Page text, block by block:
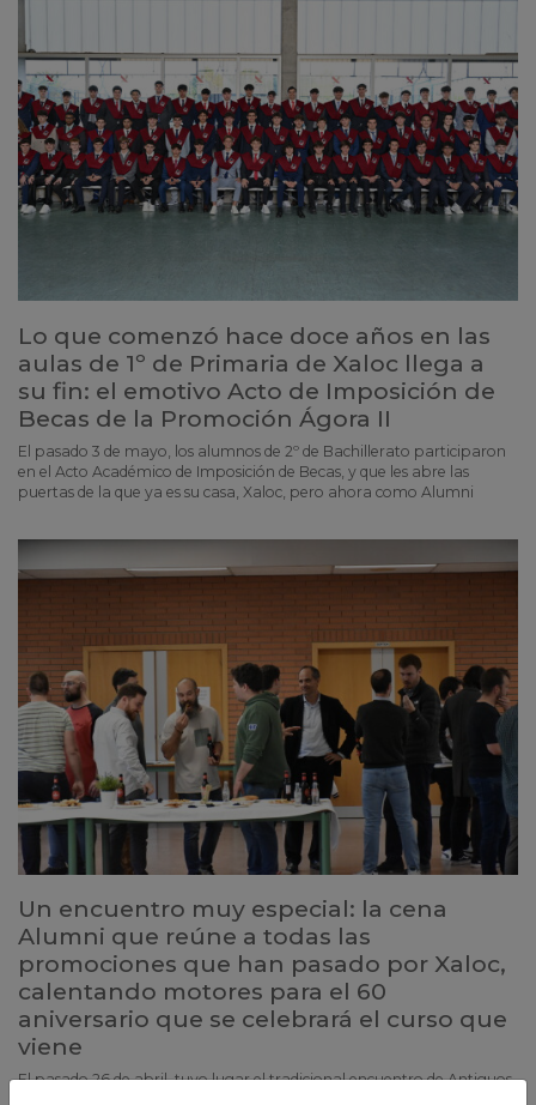
Lo que comenzó hace doce años en las
aulas de 1º de Primaria de Xaloc llega a
su fin: el emotivo Acto de Imposición de
Becas de la Promoción Ágora II
El pasado 3 de mayo, los alumnos de 2º de Bachillerato participaron
en el Acto Académico de Imposición de Becas, y que les abre las
puertas de la que ya es su casa, Xaloc, pero ahora como Alumni
Un encuentro muy especial: la cena
Alumni que reúne a todas las
promociones que han pasado por Xaloc,
calentando motores para el 60
aniversario que se celebrará el curso que
viene
El pasado 26 de abril, tuvo lugar el tradicional encuentro de Antiguos